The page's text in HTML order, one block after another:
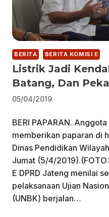
BERITA BERITA KOMISI E
Listrik Jadi
Batang, Dan
05/04/2019
BERI PAPARAN.
memberikan paparan di
Dinas Pendidikan
Jumat (5/4/
E DPRD Jateng menilai
pelaksanaan Ujian
(UNBK) berjalan…